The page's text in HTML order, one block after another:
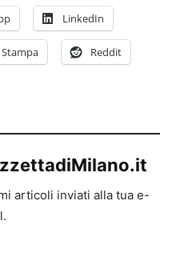
LinkedIn
Stampa Reddit
articoli inviati alla tua e-